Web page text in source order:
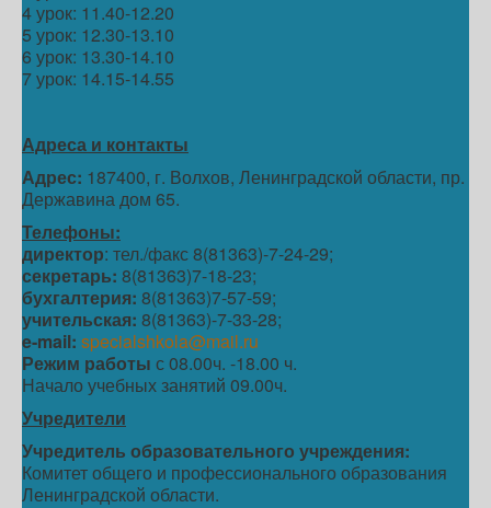
4 урок: 11.40-12.20
5 урок: 12.30-13.10
6 урок: 13.30-14.10
7 урок: 14.15-14.55
Адреса и контакты
Адрес: 187400, г. Волхов, Ленинградской области, пр.
Державина дом 65.
Телефоны:
директор: тел./факс 8(81363)-7-24-29;
секретарь: 8(81363)7-18-23;
бухгалтерия: 8(81363)7-57-59;
учительская: 8(81363)-7-33-28;
e-mail: specialshkola@mail.ru
Режим работы с 08.00ч. -18.00 ч.
Начало учебных занятий 09.00ч.
Учредители
Учредитель образовательного учреждения:
Комитет общего и профессионального образования
Ленинградской области.